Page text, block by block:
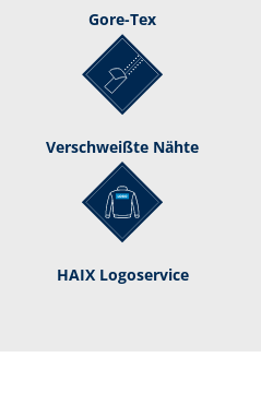
Gore-Tex
Verschweißte Nähte
HAIX Logoservice